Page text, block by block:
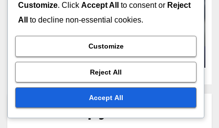
FACEBOOK OGLAŠAVANJE: UPRAVLJANJE BUDŽETOM
Budžetiranje Facebook
oglašavanja: Sezonske
kampanje, tajming i strategija
Leave a Reply
Customize. Click Accept All to consent or Reject
All
to decline non-essential cookies.
Customize
Reject All
Accept All